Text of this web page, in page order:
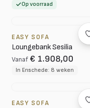
Op voorraad
EASY SOFA
Loungebank Sesilia
Vanaf € 1.908,00
In Enschede: 8 weken
EASY SOFA